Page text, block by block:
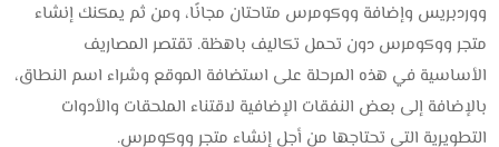
ووردبريس وإضافة ووكومرس متاحتان مجانًا، ومن ثم يمكنك إنشاء
متجر ووكومرس دون تحمل تكاليف باهظة. تقتصر المصاريف
الأساسية في هذه المرحلة على استضافة الموقع وشراء اسم النطاق،
بالإضافة إلى بعض النفقات الإضافية لاقتناء الملحقات والأدوات
التطويرية التي تحتاجها من أجل إنشاء متجر ووكومرس.